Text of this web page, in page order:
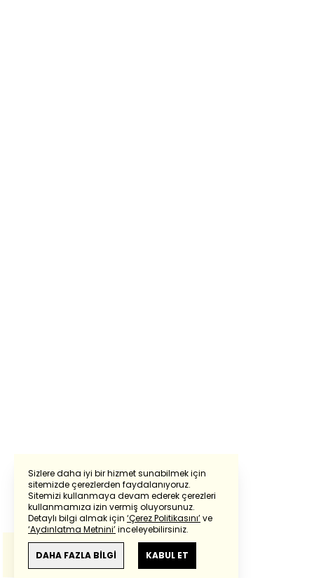
Sizlere daha iyi bir hizmet sunabilmek için
sitemizde çerezlerden faydalanıyoruz.
Sitemizi kullanmaya devam ederek çerezleri
kullanmamıza izin vermiş oluyorsunuz.
Detaylı bilgi almak için ‘Çerez Politikasını’ve
‘Aydınlatma Metnini’inceleyebilirsiniz.
DAHA FAZLA BİLGİ KABUL ET
Powered by Translate
Bu çevirideGoogle Transletekullanılmıştır.
Anlam ve çeviri hatalarından
haberturk.com
sorumlu değildir.